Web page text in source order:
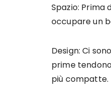
Spazio: Prima
occupare un
Design: Ci
prime
più compatte.